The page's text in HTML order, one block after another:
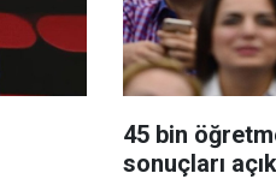
45 bin
sonuçları